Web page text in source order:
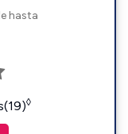
hasta
◊